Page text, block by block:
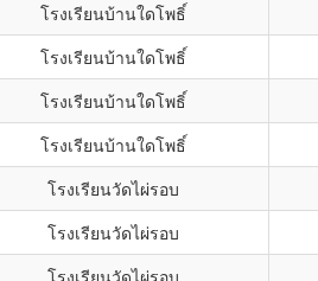
โรงเรียนบ้านใดโพธิ์
โรงเรียนบ้านใดโพธิ์
โรงเรียนบ้านใดโพธิ์
โรงเรียนบ้านใดโพธิ์
โรงเรียนวัดไผ่รอบ
โรงเรียนวัดไผ่รอบ
โรงเรียนวัดไผ่รอบ